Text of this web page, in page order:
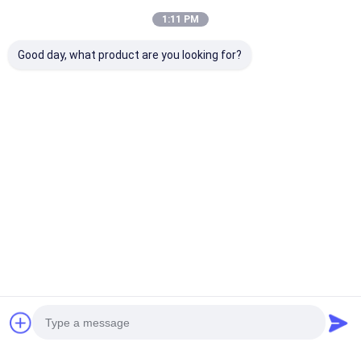
Chatten
Band van Auto de
Weerspiegelende
Stickers Rood
voor
1:11 PM
Good day, what product are you looking for?